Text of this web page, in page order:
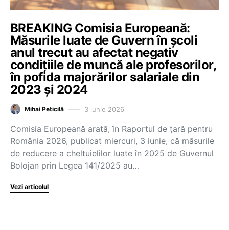
BREAKING Comisia Europeană:
Măsurile luate de Guvern în școli
anul trecut au afectat negativ
condițiile de muncă ale profesorilor,
în pofida majorărilor salariale din
2023 și 2024
Mihai Peticilă 3 iunie 2026
Comisia Europeană arată, în Raportul de țară pentru
România 2026, publicat miercuri, 3 iunie, că măsurile
de reducere a cheltuielilor luate în 2025 de Guvernul
Bolojan prin Legea 141/2025 au…
Vezi articolul